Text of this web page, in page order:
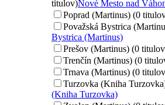
titulov)Nové Mesto nad
Poprad (Martinus) (0
Považská Bystrica
Bystrica (Martinus)
Prešov (Martinus) (0
Trenčín (Martinus) (0
Trnava (Martinus) (0
Turzovka (Kniha
(Kniha Turzovka)